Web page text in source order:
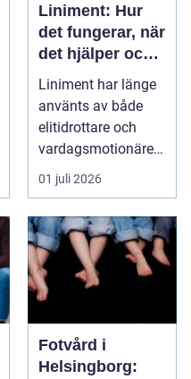
Liniment: Hur
det fungerar, när
det hjälper och
vad man bör
tänka på
Liniment har länge
använts av både
elitidrottare och
vardagsmotionärer
för...
01 juli 2026
Fotvård i
Helsingborg: